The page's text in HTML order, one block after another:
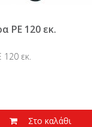
ΡE 120 εκ.
120 εκ.
Στο καλάθι